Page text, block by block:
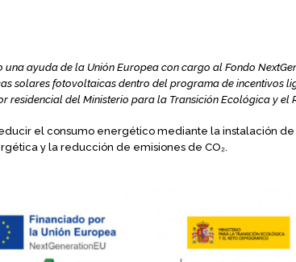
una ayuda de la Unión Europea con cargo al Fondo
solares fotovoltaicas dentro del programa de incentivos
residencial del Ministerio para la Transición Ecológica y
el consumo energético mediante la instalación
y la reducción de emisiones de CO₂.